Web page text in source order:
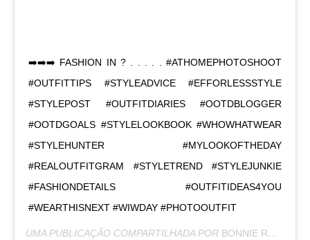
➡️➡️➡️ FASHION IN ? . . . . . #ATHOMEPHOTOSHOOT
#OUTFITTIPS #STYLEADVICE #EFFORLESSSTYLE
#STYLEPOST #OUTFITDIARIES #OOTDBLOGGER
#OOTDGOALS #STYLELOOKBOOK #WHOWHATWEAR
#STYLEHUNTER #MYLOOKOFTHEDAY
#REALOUTFITGRAM #STYLETREND #STYLEJUNKIE
#FASHIONDETAILS #OUTFITIDEAS4YOU
#WEARTHISNEXT #WIWDAY #PHOTOOUTFIT
UMA PUBLICAÇÃO COMPARTILHADA POR BONNIE RODRÍGUEZ KRZYWICKI